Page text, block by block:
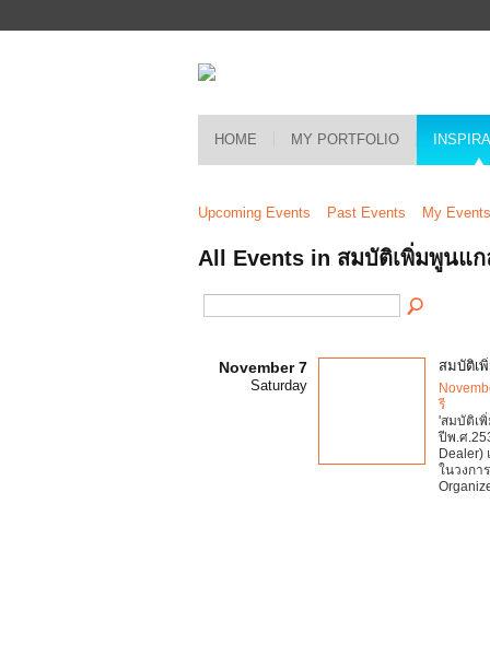
HOME MY PORTFOLIO
Upcoming Events Past Events My Events
All Events in สมบัติเพิ่มพูนแก
November 7
Saturday
สมบัติเ
รี
'สมบัติเ
ปีพ.ศ
Dealer)
ในวงกา